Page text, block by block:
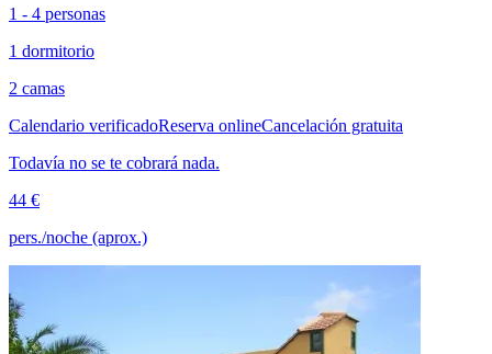
1 - 4 personas
1 dormitorio
2 camas
Calendario verificadoReserva onlineCancelación gratuita
Todavía no se te cobrará nada.
44 €
pers./noche (aprox.)